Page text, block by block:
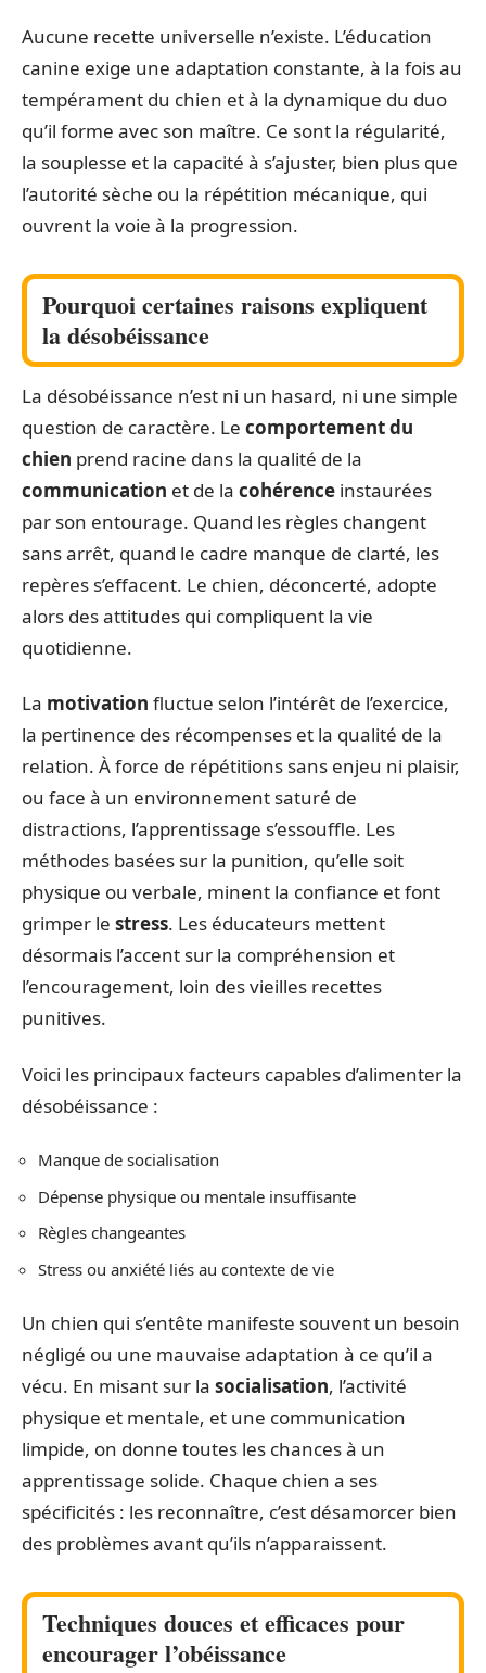
Aucune recette universelle n’existe. L’éducation
canine exige une adaptation constante, à la fois au
tempérament du chien et à la dynamique du duo
qu’il forme avec son maître. Ce sont la régularité,
la souplesse et la capacité à s’ajuster, bien plus que
l’autorité sèche ou la répétition mécanique, qui
ouvrent la voie à la progression.
Pourquoi certaines raisons expliquent
la désobéissance
La désobéissance n’est ni un hasard, ni une simple
question de caractère. Le comportement du
chien prend racine dans la qualité de la
communication et de la cohérence instaurées
par son entourage. Quand les règles changent
sans arrêt, quand le cadre manque de clarté, les
repères s’effacent. Le chien, déconcerté, adopte
alors des attitudes qui compliquent la vie
quotidienne.
La motivation fluctue selon l’intérêt de l’exercice,
la pertinence des récompenses et la qualité de la
relation. À force de répétitions sans enjeu ni plaisir,
ou face à un environnement saturé de
distractions, l’apprentissage s’essouffle. Les
méthodes basées sur la punition, qu’elle soit
physique ou verbale, minent la confiance et font
grimper le stress. Les éducateurs mettent
désormais l’accent sur la compréhension et
l’encouragement, loin des vieilles recettes
punitives.
Voici les principaux facteurs capables d’alimenter la
désobéissance :
Manque de socialisation
Dépense physique ou mentale insuffisante
Règles changeantes
Stress ou anxiété liés au contexte de vie
Un chien qui s’entête manifeste souvent un besoin
négligé ou une mauvaise adaptation à ce qu’il a
vécu. En misant sur la socialisation, l’activité
physique et mentale, et une communication
limpide, on donne toutes les chances à un
apprentissage solide. Chaque chien a ses
spécificités : les reconnaître, c’est désamorcer bien
des problèmes avant qu’ils n’apparaissent.
Techniques douces et efficaces pour
encourager l’obéissance